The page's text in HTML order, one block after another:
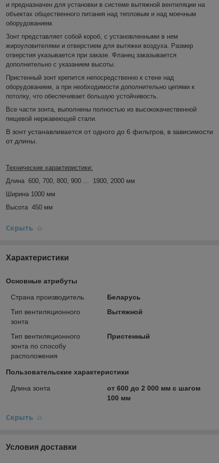
и предназначен для установки в системе вытяжной вентиляции на
объектах общественного питания над тепловым и над моечным
оборудованием.
Зонт представляет собой короб, с установленными в нем
жироуловителями и отверстием для вытяжки воздуха. Размер
отверстия указывается при заказе. Фланец заказывается
дополнительно с указанием высоты.
Пристенный зонт крепится непосредственно к стене над
оборудованием, а при необходимости дополнительно цепями к
потолку, что обеспечивает большую устойчивость.
Все части зонта, выполнены полностью из высококачественной
пищевой нержавеющей стали.
В зонт устанавливается от одного до 6 фильтров, в зависимости
от длины.
Технические характеристики:
Длина 600, 700, 800, 900 ... 1900, 2000 мм
Ширина 1000 мм
Высота 450 мм
Скрыть
Характеристики
Основные атрибуты
Страна производитель
Беларусь
Тип вентиляционного
зонта
Вытяжной
Тип вентиляционного
зонта по способу
расположения
Пристенный
Пользовательские характеристики
Длина зонта
от 600 до 2 000 мм с шагом
100 мм
Скрыть
Условия доставки